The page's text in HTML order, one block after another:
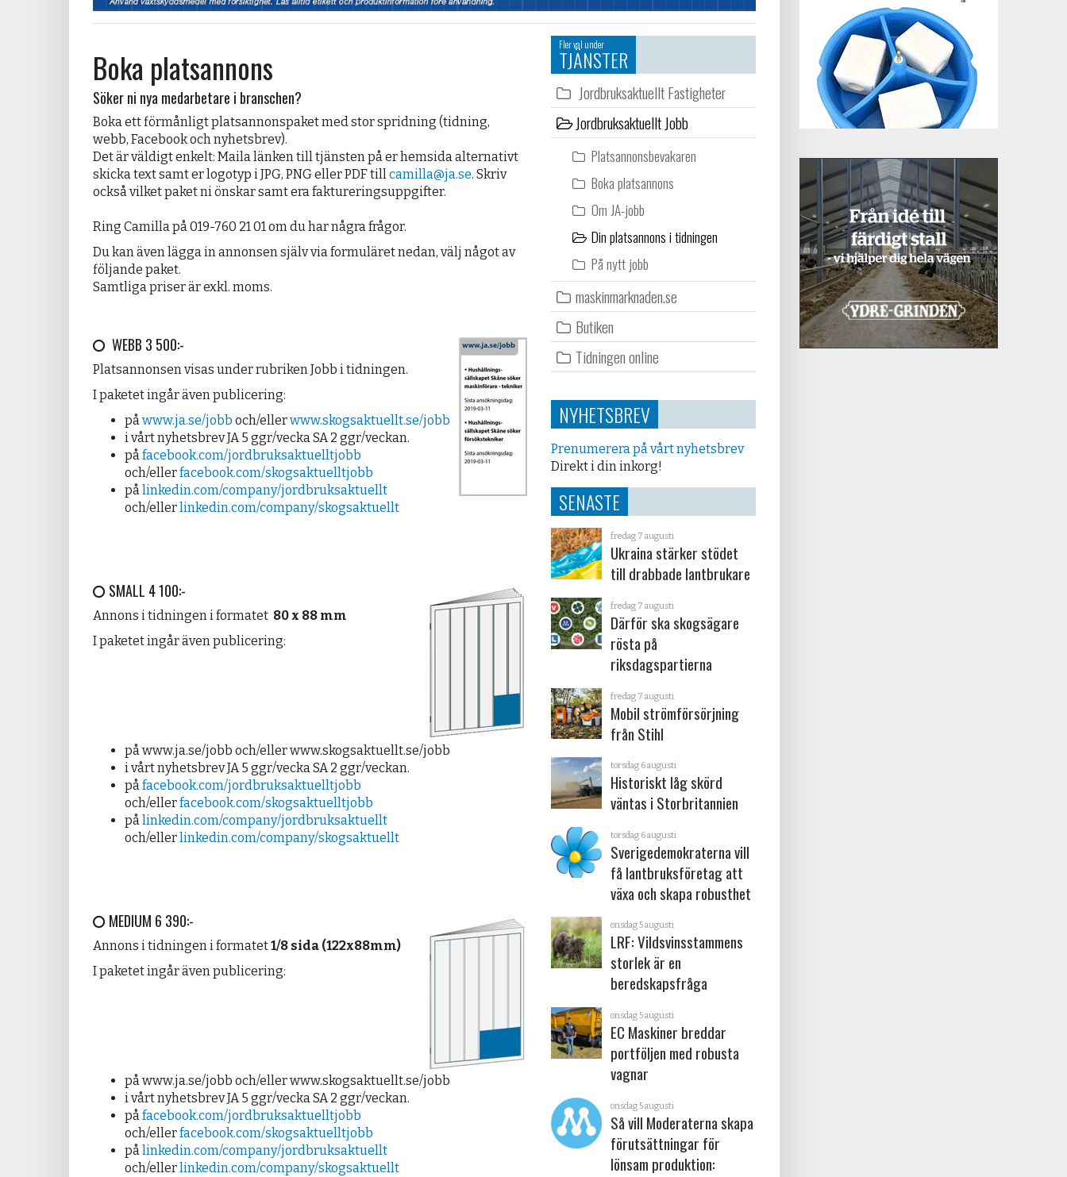
Boka platsannons
Söker ni nya medarbetare i branschen?
Boka ett förmånligt platsannonspaket med stor spridning (tidning,
webb, Facebook och nyhetsbrev).
Det är väldigt enkelt: Maila länken till tjänsten på er hemsida alternativt
skicka text samt er logotyp i JPG, PNG eller PDF tillcamilla@ja.se. Skriv
också vilket paket ni önskar samt era faktureringsuppgifter.
Ring Camilla på 019-760 21 01 om du har några frågor.
Du kan även lägga in annonsen själv via formuläret nedan, välj något av
följande paket.
Samtliga priser är exkl. moms.
WEBB 3 500:-
Platsannonsen visas under rubriken Jobb i tidningen.
I paketet ingår även publicering:
påwww.ja.se/jobb och/ellerwww.skogsaktuellt.se/jobb
i vårt nyhetsbrev JA 5 ggr/vecka SA 2 ggr/veckan.
påfacebook.com/jordbruksaktuelltjobb
och/ellerfacebook.com/skogsaktuelltjobb
pålinkedin.com/company/jordbruksaktuellt
och/ellerlinkedin.com/company/skogsaktuellt
SMALL 4 100:-
Annons i tidningen i formatet 80 x 88 mm
I paketet ingår även publicering:
på www.ja.se/jobb och/eller www.skogsaktuellt.se/jobb
i vårt nyhetsbrev JA 5 ggr/vecka SA 2 ggr/veckan.
påfacebook.com/jordbruksaktuelltjobb
och/ellerfacebook.com/skogsaktuelltjobb
pålinkedin.com/company/jordbruksaktuellt
och/ellerlinkedin.com/company/skogsaktuellt
MEDIUM 6 390:-
Annons i tidningen i formatet1/8 sida (122x88mm)
I paketet ingår även publicering:
på www.ja.se/jobb och/eller www.skogsaktuellt.se/jobb
i vårt nyhetsbrev JA 5 ggr/vecka SA 2 ggr/veckan.
påfacebook.com/jordbruksaktuelltjobb
och/ellerfacebook.com/skogsaktuelltjobb
pålinkedin.com/company/jordbruksaktuellt
och/ellerlinkedin.com/company/skogsaktuellt
Fler val under
TJÄNSTER
Jordbruksaktuellt Fastigheter
Jordbruksaktuellt Jobb
Platsannonsbevakaren
Boka platsannons
Om JA-jobb
Din platsannons i tidningen
På nytt jobb
maskinmarknaden.se
Butiken
Tidningen online
NYHETSBREV
Prenumerera på vårt nyhetsbrev
Direkt i din inkorg!
SENASTE
fredag 7 augusti
Ukraina stärker stödet
till drabbade lantbrukare
fredag 7 augusti
Därför ska skogsägare
rösta på
riksdagspartierna
fredag 7 augusti
Mobil strömförsörjning
från Stihl
torsdag 6 augusti
Historiskt låg skörd
väntas i Storbritannien
torsdag 6 augusti
Sverigedemokraterna vill
få lantbruksföretag att
växa och skapa robusthet
onsdag 5 augusti
LRF: Vildsvinsstammens
storlek är en
beredskapsfråga
onsdag 5 augusti
EC Maskiner breddar
portföljen med robusta
vagnar
onsdag 5 augusti
Så vill Moderaterna skapa
förutsättningar för
lönsam produktion: